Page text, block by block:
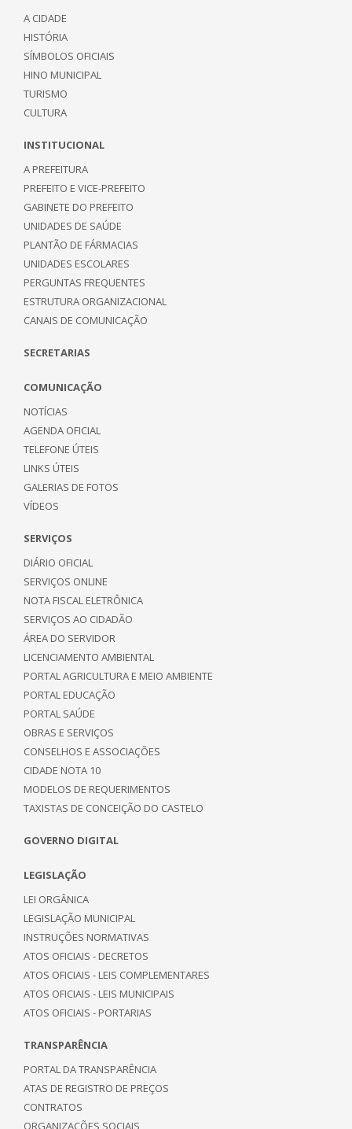
A CIDADE
HISTÓRIA
SÍMBOLOS OFICIAIS
HINO MUNICIPAL
TURISMO
CULTURA
INSTITUCIONAL
A PREFEITURA
PREFEITO E VICE-PREFEITO
GABINETE DO PREFEITO
UNIDADES DE SAÚDE
PLANTÃO DE FÁRMACIAS
UNIDADES ESCOLARES
PERGUNTAS FREQUENTES
ESTRUTURA ORGANIZACIONAL
CANAIS DE COMUNICAÇÃO
SECRETARIAS
COMUNICAÇÃO
NOTÍCIAS
AGENDA OFICIAL
TELEFONE ÚTEIS
LINKS ÚTEIS
GALERIAS DE FOTOS
VÍDEOS
SERVIÇOS
DIÁRIO OFICIAL
SERVIÇOS ONLINE
NOTA FISCAL ELETRÔNICA
SERVIÇOS AO CIDADÃO
ÁREA DO SERVIDOR
LICENCIAMENTO AMBIENTAL
PORTAL AGRICULTURA E MEIO AMBIENTE
PORTAL EDUCAÇÃO
PORTAL SAÚDE
OBRAS E SERVIÇOS
CONSELHOS E ASSOCIAÇÕES
CIDADE NOTA 10
MODELOS DE REQUERIMENTOS
TAXISTAS DE CONCEIÇÃO DO CASTELO
GOVERNO DIGITAL
LEGISLAÇÃO
LEI ORGÂNICA
LEGISLAÇÃO MUNICIPAL
INSTRUÇÕES NORMATIVAS
ATOS OFICIAIS - DECRETOS
ATOS OFICIAIS - LEIS COMPLEMENTARES
ATOS OFICIAIS - LEIS MUNICIPAIS
ATOS OFICIAIS - PORTARIAS
TRANSPARÊNCIA
PORTAL DA TRANSPARÊNCIA
ATAS DE REGISTRO DE PREÇOS
CONTRATOS